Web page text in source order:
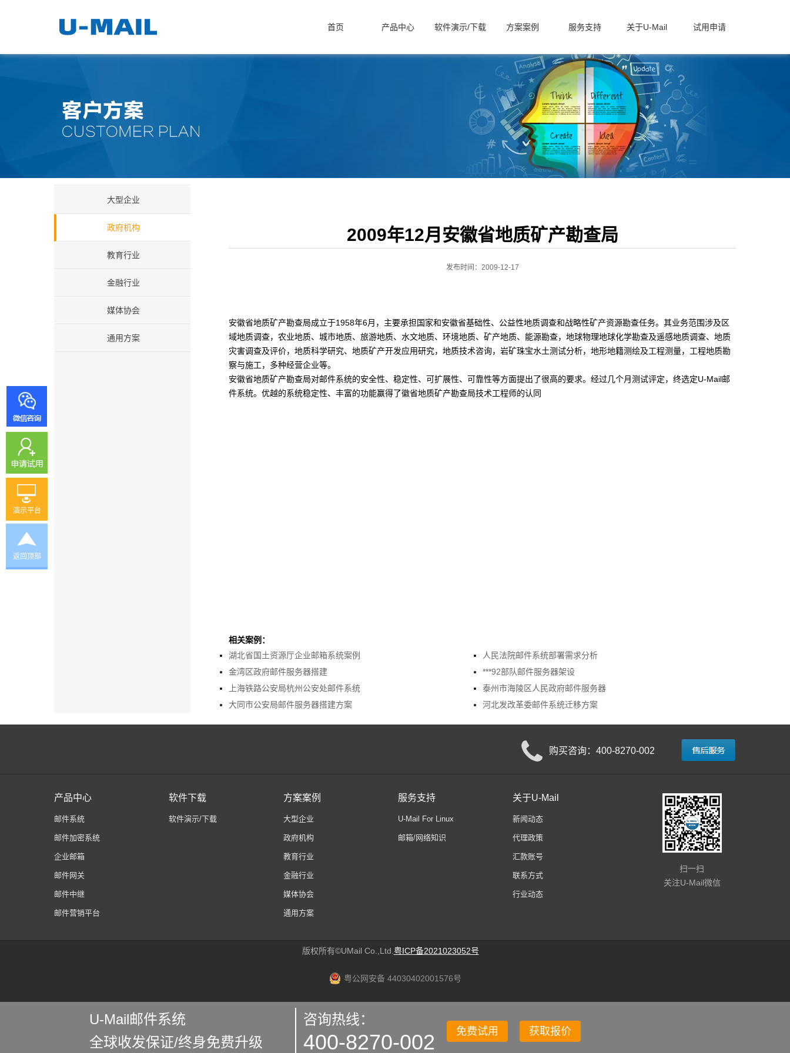
首页 产品中心 软件演示/下载 方案案例 服务支持 关于U-Mail 试用申请
大型企业
政府机构
教育行业
金融行业
媒体协会
通用方案
2009年12月安徽省地质矿产勘查局
发布时间：2009-12-17
安徽省地质矿产勘查局成立于1958年6月，主要承担国家和安徽省基础性、公益性地质调查和战略性矿产资源勘查任务。其业务范围涉及区
域地质调查，农业地质、城市地质、旅游地质、水文地质、环境地质、矿产地质、能源勘查，地球物理地球化学勘查及遥感地质调查、地质
灾害调查及评价，地质科学研究、地质矿产开发应用研究，地质技术咨询，岩矿珠宝水土测试分析，地形地籍测绘及工程测量，工程地质勘
察与施工，多种经营企业等。
安徽省地质矿产勘查局对邮件系统的安全性、稳定性、可扩展性、可靠性等方面提出了很高的要求。经过几个月测试评定，终选定U-Mail邮
件系统。优越的系统稳定性、丰富的功能赢得了徽省地质矿产勘查局技术工程师的认同
相关案例：
湖北省国土资源厅企业邮箱系统案例
人民法院邮件系统部署需求分析
金湾区政府邮件服务器搭建
***92部队邮件服务器架设
上海铁路公安局杭州公安处邮件系统
泰州市海陵区人民政府邮件服务器
大同市公安局邮件服务器搭建方案
河北发改革委邮件系统迁移方案
购买咨询：400-8270-002
产品中心
邮件系统
邮件加密系统
企业邮箱
邮件网关
邮件中继
邮件营销平台
软件下载
软件演示/下载
方案案例
大型企业
政府机构
教育行业
金融行业
媒体协会
通用方案
服务支持
U-Mail For Linux
邮箱/网络知识
关于U-Mail
新闻动态
代理政策
汇款账号
联系方式
行业动态
扫一扫
关注U-Mail微信
U-Mail邮件系统
全球收发保证/终身免费升级
咨询热线：
400-8270-002 免费试用 获取报价
版权所有©UMail Co.,Ltd. 粤ICP备2021023052号
粤公网安备 44030402001576号
演示平台
返回顶部